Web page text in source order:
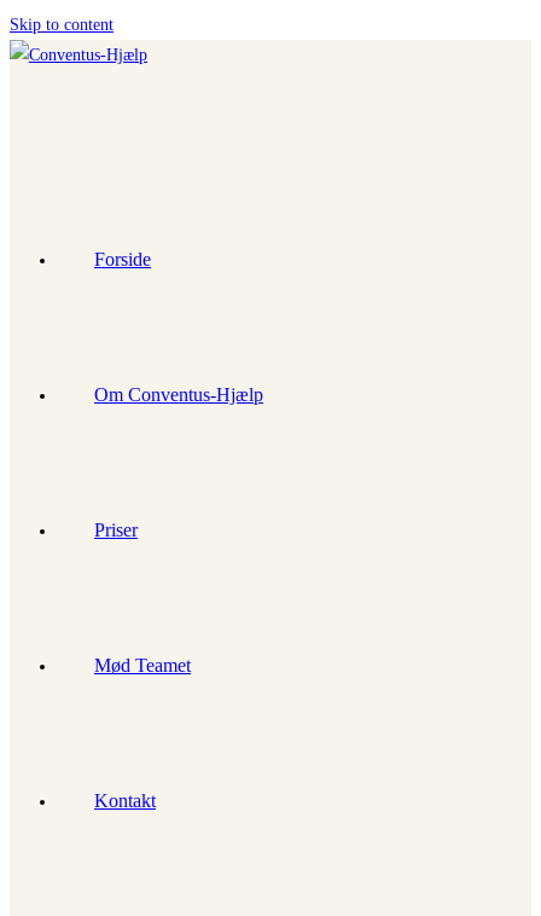
Skip to content
Forside
Om Conventus-Hjælp
Priser
Mød Teamet
Kontakt